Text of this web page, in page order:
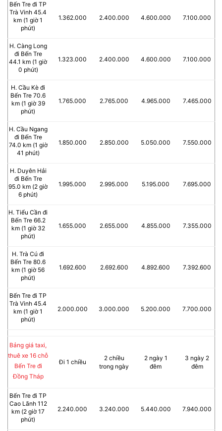
Bến Tre đi TP
Trà Vinh 45.4
km (1 giờ 1
phút)
1.362.000 2.400.000 4.600.000 7.100.000
H. Càng Long
đi Bến Tre
44.1 km (1 giờ
0 phút)
1.323.000 2.400.000 4.600.000 7.100.000
H. Cầu Kè đi
Bến Tre 70.6
km (1 giờ 39
phút)
1.765.000 2.765.000 4.965.000 7.465.000
H. Cầu Ngang
đi Bến Tre
74.0 km (1 giờ
41 phút)
1.850.000 2.850.000 5.050.000 7.550.000
H. Duyên Hải
đi Bến Tre
95.0 km (2 giờ
6 phút)
1.995.000 2.995.000 5.195.000 7.695.000
H. Tiểu Cần đi
Bến Tre 66.2
km (1 giờ 32
phút)
1.655.000 2.655.000 4.855.000 7.355.000
H. Trà Cú đi
Bến Tre 80.6
km (1 giờ 56
phút)
1.692.600 2.692.600 4.892.600 7.392.600
Bến Tre đi TP
Trà Vinh 45.4
km (1 giờ 1
phút)
2.000.000 3.000.000 5.200.000 7.700.000
Bảng giá taxi,
thuê xe 16 chỗ
Bến Tre đi
Đồng Tháp
Đi 1 chiều
2 chiều
trong ngày
2 ngày 1
đêm
3 ngày 2
đêm
Bến Tre đi TP
Cao Lãnh 112
km (2 giờ 17
phút)
2.240.000 3.240.000 5.440.000 7.940.000